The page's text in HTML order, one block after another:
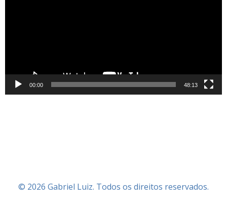
00:00 48:13
© 2026 Gabriel Luiz. Todos os direitos reservados.